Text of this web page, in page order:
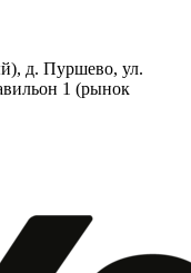
д. Пуршево, ул.
1 (рынок